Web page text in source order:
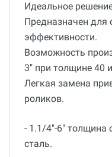
Идеальное
Предназначен для
эффективности.
Возможность
3" при толщине 40
Легкая замена
роликов.
- 1.1/4"-6" толщина
сталь.